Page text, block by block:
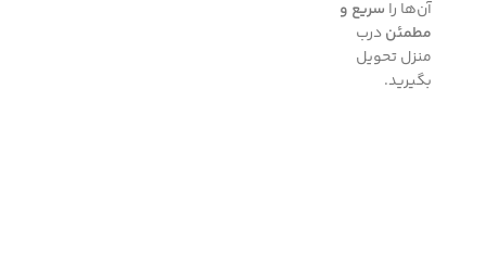
آن‌ها را سریع و
مطمئندرب
منزل تحویل
بگیرید.